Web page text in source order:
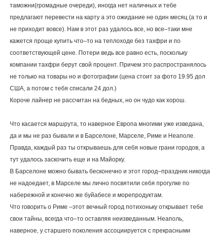
таможни(громадные очереди), иногда нет наличных и тебе
предлагают перевести на карту а это ожидание не один месяц (а то и
не приходит вовсе). Нам в этот раз удалось все, но все–таки мне
кажется проще купить что–то на теплоходе без тахфри и по
соответствующей цене. Потери ведь все равно есть, поскольку
компании тахфри берут свой процент. Причем это распространялось
не только на товары но и фотографии (цена стоит за фото 19.95 дол
США, а потом с тебя списали 24 дол.)
Короче лайнер не рассчитан на бедных, но он чудо как хорош.
Что касается маршрута, то наверное Европа многими уже изведана,
да и мы не раз бывали и в Барселоне, Марселе, Риме и Неаполе.
Правда, каждый раз ты открываешь для себя новые грани городов, а
тут удалось заскочить еще и на Майорку.
В Барселоне можно бывать бесконечно и этот город–праздник никогда
не надоедает, в Марселе мы лично посвятили себя прогулке по
набережной и конечно же буйабесе и морепродуктам.
Что говорить о Риме –этот вечный город потихоньку открывает тебе
свои тайны, всегда что–то оставляя неизведанным. Неаполь,
наверное, у старшего поколения ассоциируется с прекрасными